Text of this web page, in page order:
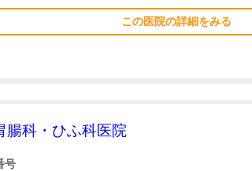
この医院の詳細をみる
腸科・ひふ科医院
号